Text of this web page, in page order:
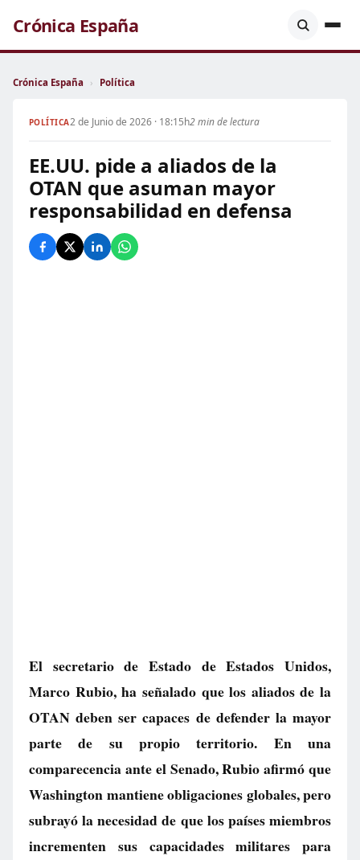
Crónica España
Crónica España › Política
POLÍTICA2 de Junio de 2026 · 18:15h2 min de lectura
EE.UU. pide a aliados de la
OTAN que asuman mayor
responsabilidad en defensa
El secretario de Estado de Estados Unidos,
Marco Rubio, ha señalado que los aliados de la
OTAN deben ser capaces de defender la mayor
parte de su propio territorio. En una
comparecencia ante el Senado, Rubio afirmó que
Washington mantiene obligaciones globales, pero
subrayó la necesidad de que los países miembros
incrementen sus capacidades militares para